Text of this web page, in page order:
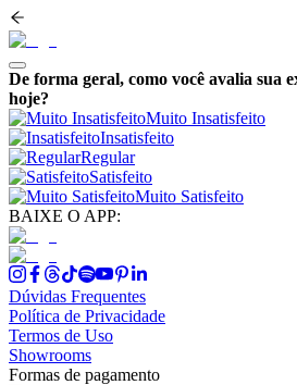
De forma geral, como você avalia sua
hoje?
Muito Insatisfeito
Insatisfeito
Regular
Satisfeito
Muito Satisfeito
BAIXE O APP:
Dúvidas Frequentes
Política de Privacidade
Termos de Uso
Showrooms
Formas de pagamento